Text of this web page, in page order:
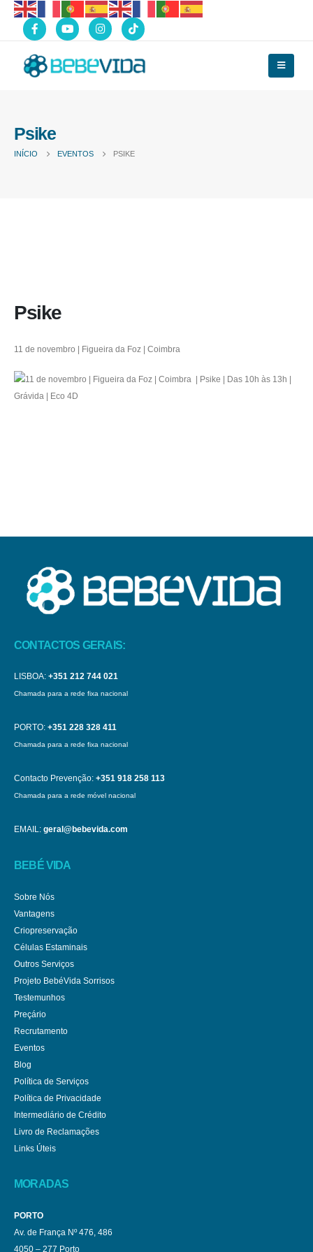
Psike
INÍCIO EVENTOS PSIKE
Psike
11 de novembro | Figueira da Foz | Coimbra
CONTACTOS GERAIS:
LISBOA: +351 212 744 021
Chamada para a rede fixa nacional
PORTO: +351 228 328 411
Chamada para a rede fixa nacional
Contacto Prevenção: +351 918 258 113
Chamada para a rede móvel nacional
EMAIL: geral@bebevida.com
BEBÉ VIDA
Sobre Nós
Vantagens
Criopreservação
Células Estaminais
Outros Serviços
Projeto BebéVida Sorrisos
Testemunhos
Preçário
Recrutamento
Eventos
Blog
Política de Serviços
Política de Privacidade
Intermediário de Crédito
Livro de Reclamações
Links Úteis
MORADAS
PORTO
Av. de França Nº 476, 486
4050 – 277 Porto